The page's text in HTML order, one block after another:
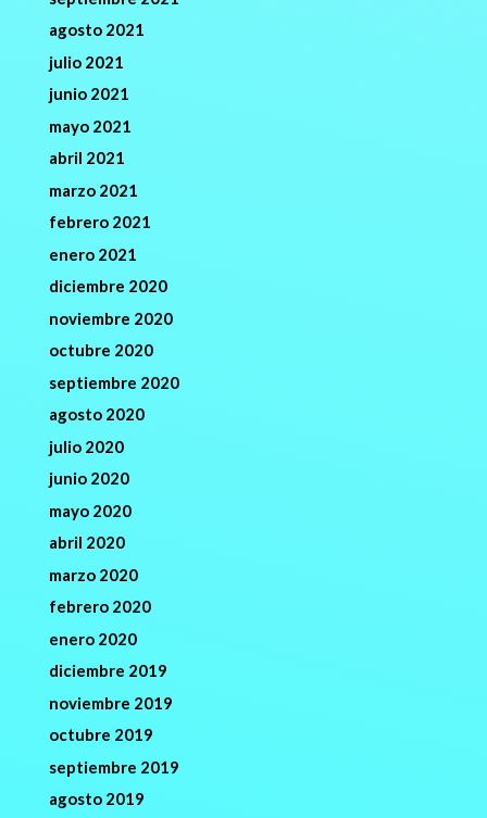
agosto 2021
julio 2021
junio 2021
mayo 2021
abril 2021
marzo 2021
febrero 2021
enero 2021
diciembre 2020
noviembre 2020
octubre 2020
septiembre 2020
agosto 2020
julio 2020
junio 2020
mayo 2020
abril 2020
marzo 2020
febrero 2020
enero 2020
diciembre 2019
noviembre 2019
octubre 2019
septiembre 2019
agosto 2019